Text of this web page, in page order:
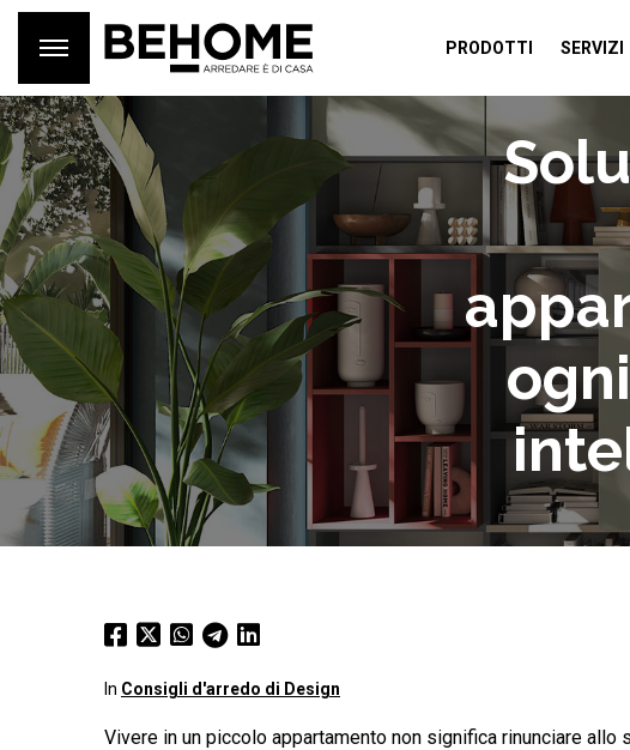
PRODOTTI SERVIZI
In Consigli d'arredo di Design
Vivere in un piccolo appartamento non significa rinunciare